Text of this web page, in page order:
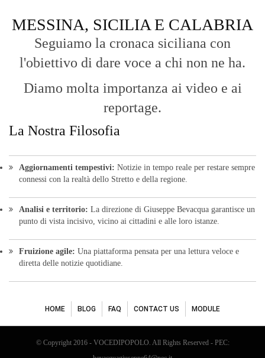
MESSINA, SICILIA E CALABRIA
Seguiamo la cronaca siciliana con
l'obiettivo di dare voce a chi non ne ha.
Diamo molta importanza ai video e ai
reportage.
La Nostra Filosofia
Aggiornamenti tempestivi: Notizie in tempo reale per restare sempre
connessi con la realtà dello Stretto e della regione.
Analisi e territorio: La direzione di Giuseppe Bevacqua garantisce un
punto di vista incisivo, vicino ai cittadini e alle loro istanze.
Fruizione agile: Una piattaforma pensata per una lettura veloce e
diretta delle notizie quotidiane.
HOME BLOG FAQ CONTACT US MODULE
© Copyright 2016 - VOCEDIPOPOLO. All Rights Reserved - PEC: